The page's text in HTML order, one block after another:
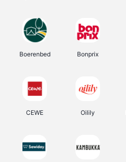
Boerenbed Bonprix
CEWE Oilily